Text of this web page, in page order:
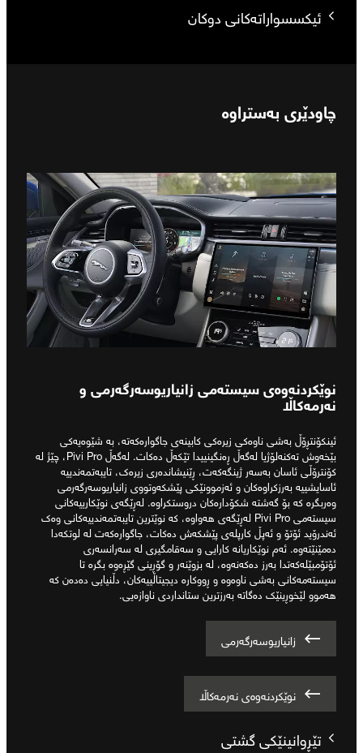
ئیکسسواراتەکانی دوکان
چاودێری بەستراوە
نوێکردنەوەی سیستەمی زانیاریوسەرگەرمی و
نەرمەکاڵا
ئینکۆنتڕۆڵ بەشی ناوەکی زیرەکی کابینەی جاگوارەکەتە، بە شێوەیەکی
بێخەوش تەکنەلۆژیا لەگەڵ ڕەنگینییدا تێکەڵ دەکات. لەگەڵ Pivi Pro، چێژ لە
کۆنترۆڵی ئاسان بەسەر ژینگەکەت، ڕێنیشاندەری زیرەک، تایبەتمەندییە
ئاسایشییە بەرزکراوەکان و ئەزموونێکی پێشکەوتووی زانیاریوسەرگەرمی
وەربگرە کە بۆ گەشتە شکۆدارەکان دروستکراوە. لەڕێگەی نوێکارییەکانی
سیستەمی Pivi Pro لەڕێگەی هەواوە، کە نوێترین تایبەتمەندییەکانی وەک
ئەندرۆید ئۆتۆ و ئەپڵ کارپلەی پێشکەش دەکات، جاگوارەکەت لە لوتکەدا
دەمێنێتەوە. ئەم نوێکاریانە کارایی و سەقامگیری لە سەرانسەری
ئۆتۆمبێلەکەتدا بەرز دەکەنەوە، لە بزوێنەر و گۆڕینی گێڕەوە بگرە تا
سیستەمەکانی بەشی ناوەوە و ڕووکارە دیجیتاڵییەکان، دڵنیایی دەدەن کە
هەموو لێخوڕینێک دەگاتە بەرزترین ستانداردی ناوازەیی.
زانیاریوسەرگەرمی
نوێکردنەوەی نەرمەکاڵا
تێڕوانینێکی گشتی